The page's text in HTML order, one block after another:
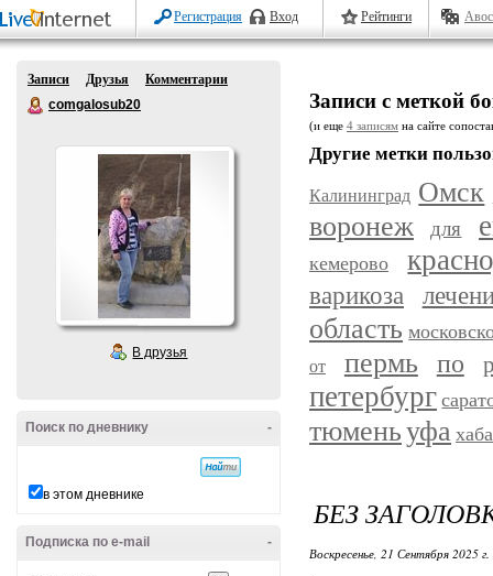
Регистрация Вход Рейтинги
Записи Друзья
Комментарии
comgalosub20
В друзья
-
Поиск по дневнику
в этом дневнике
-
Подписка по e-mail
Записи с меткой
(и еще 4 записям на сайте
Другие метки
Калининград Омск
воронеж для
кемерово
варикоза
область
от пермь по
петербург
тюменьуфа
БЕЗ
Воскресенье, 21 Сентября 2025